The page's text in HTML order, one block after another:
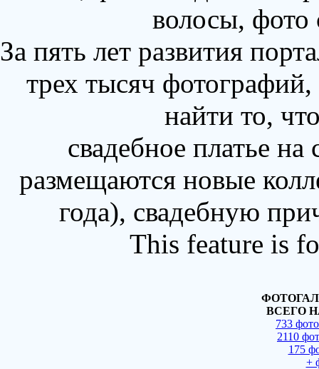
волосы,
За пять лет развития
трех тысяч
найти то,
свадебное платье
размещаются новые
года), свадебную
This feature is
ВСЕГО
733
2110
175
+